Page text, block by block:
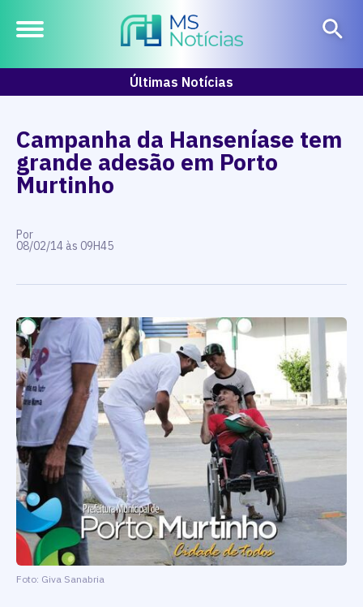
Últimas Notícias
Campanha da Hanseníase tem
grande adesão em Porto
Murtinho
Por
08/02/14 às 09H45
Foto: Giva Sanabria